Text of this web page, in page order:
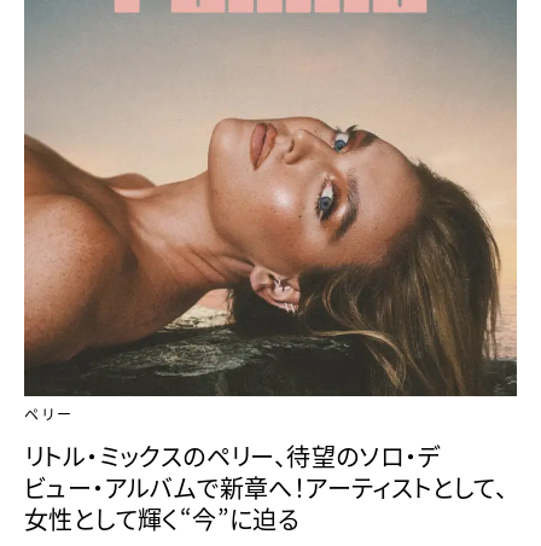
ペリー
リトル・ミックスのペリー、待望のソロ・デ
ビュー・アルバムで新章へ！アーティストとして、
女性として輝く“今”に迫る